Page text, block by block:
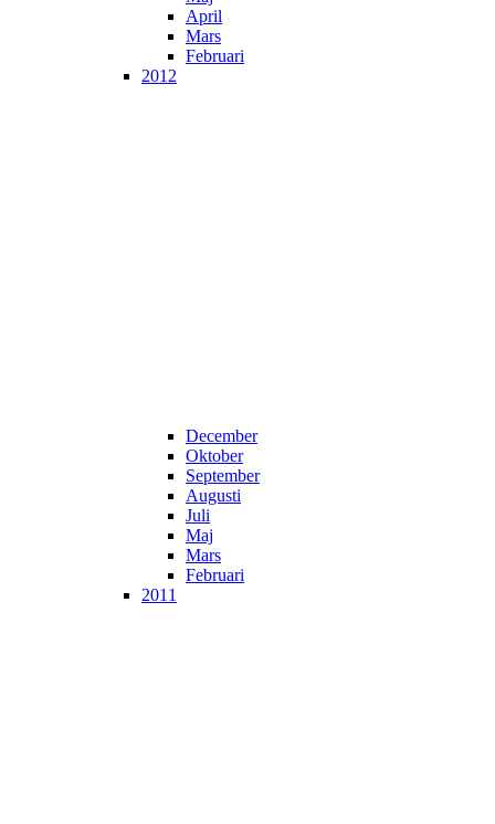
April
Mars
Februari
2012
December
Oktober
September
Augusti
Juli
Maj
Mars
Februari
2011